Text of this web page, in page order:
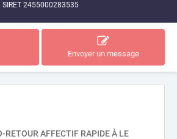
SIRET 2455000283535
Envoyer un message
RETOUR AFFECTIF RAPIDE À LE